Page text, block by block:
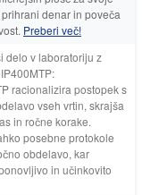
denar in poveča
Preberi več!
delo v laboratoriju z
racionalizira postopek s
vseh vrtin, skrajša
in ročne korake.
posebne protokole
obdelavo, kar
in učinkovito